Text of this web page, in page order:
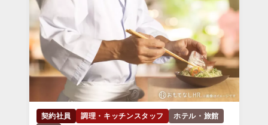
契約社員 調理・キッチンスタッフ
ホテル・旅館